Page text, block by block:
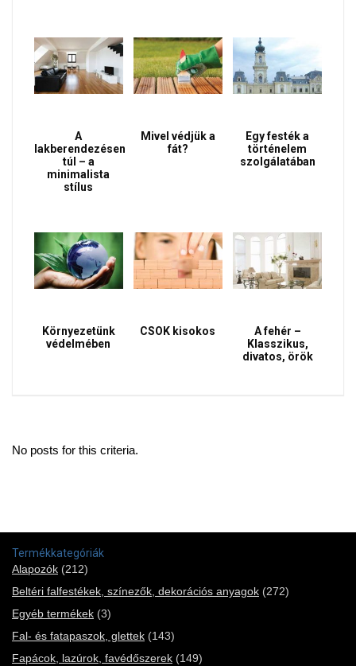
A
lakberendezésen
túl – a
minimalista
stílus
Mivel védjük a
fát?
Egy festék a
történelem
szolgálatában
Környezetünk
védelmében
CSOK kisokos
A fehér –
Klasszikus,
divatos, örök
No posts for this criteria.
Termékkategóriák
Alapozók (212)
Beltéri falfestékek, színezők, dekorációs anyagok (272)
Egyéb termékek (3)
Fal- és fatapaszok, glettek (143)
Fapácok, lazúrok, favédőszerek (149)